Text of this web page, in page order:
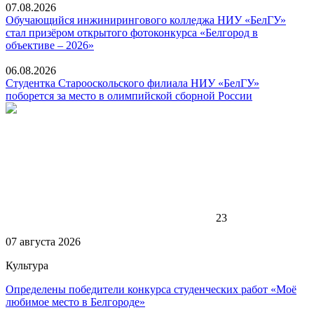
07.08.2026
Обучающийся инжинирингового колледжа НИУ «БелГУ»
стал призёром открытого фотоконкурса «Белгород в
объективе – 2026»
06.08.2026
Студентка Старооскольского филиала НИУ «БелГУ»
поборется за место в олимпийской сборной России
23
07 августа 2026
Культура
Определены победители конкурса студенческих работ «Моё
любимое место в Белгороде»